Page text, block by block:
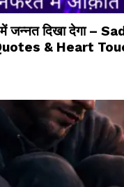
में जन्नत दिखा देगा –
& Heart